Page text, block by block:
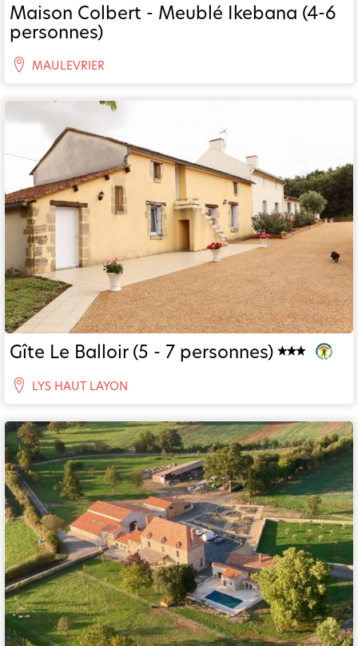
Maison Colbert - Meublé Ikebana (4-6
personnes)
MAULEVRIER
Gîte Le Balloir (5 - 7 personnes)
LYS HAUT LAYON